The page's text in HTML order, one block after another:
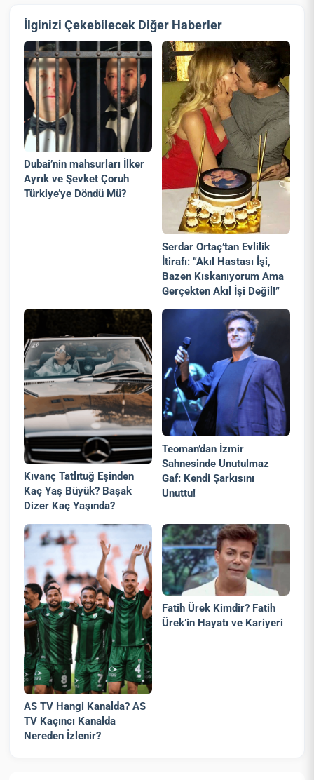
İlginizi Çekebilecek Diğer Haberler
Dubai’nin mahsurları İlker
Ayrık ve Şevket Çoruh
Türkiye’ye Döndü Mü?
Serdar Ortaç’tan Evlilik
İtirafı: “Akıl Hastası İşi,
Bazen Kıskanıyorum Ama
Gerçekten Akıl İşi Değil!”
Kıvanç Tatlıtuğ Eşinden
Kaç Yaş Büyük? Başak
Dizer Kaç Yaşında?
Teoman’dan İzmir
Sahnesinde Unutulmaz
Gaf: Kendi Şarkısını
Unuttu!
AS TV Hangi Kanalda? AS
TV Kaçıncı Kanalda
Nereden İzlenir?
Fatih Ürek Kimdir? Fatih
Ürek’in Hayatı ve Kariyeri